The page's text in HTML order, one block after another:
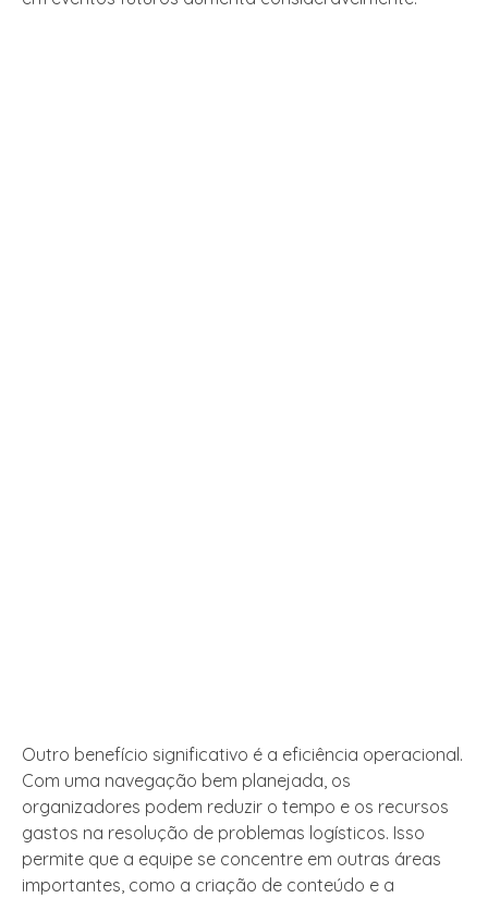
Outro benefício significativo é a eficiência operacional.
Com uma navegação bem planejada, os
organizadores podem reduzir o tempo e os recursos
gastos na resolução de problemas logísticos. Isso
permite que a equipe se concentre em outras áreas
importantes, como a criação de conteúdo e a